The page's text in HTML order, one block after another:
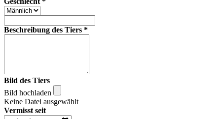
Beschreibung des Tiers *
Bild des Tiers
Bild hochladen
Keine Datei ausgewählt
Vermisst seit